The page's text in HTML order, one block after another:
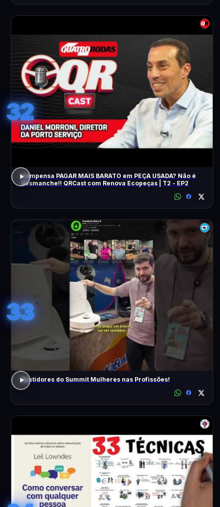
32
Compensa PAGAR MAIS BARATO em PEÇA USADA? Não é
desmanche!! QRCast com Renova Ecopeças | T2 - EP2
33
Bastidores do Summit Mulheres nas Profissões!